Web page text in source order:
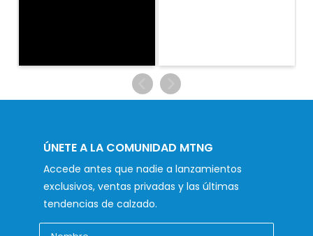
ÚNETE A LA COMUNIDAD MTNG
Accede antes que nadie a lanzamientos
exclusivos, ventas privadas y las últimas
tendencias de calzado.